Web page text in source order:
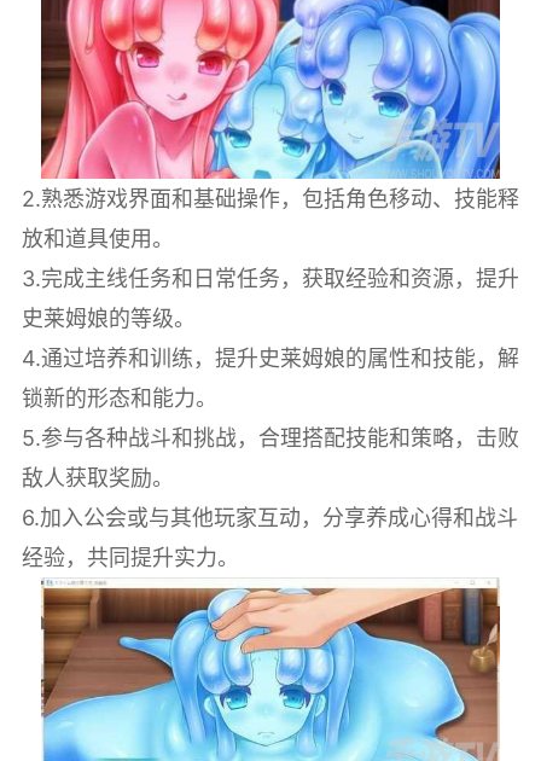
2.熟悉游戏界面和基础操作，包括角色移动、技能释
放和道具使用。
3.完成主线任务和日常任务，获取经验和资源，提升
史莱姆娘的等级。
4.通过培养和训练，提升史莱姆娘的属性和技能，解
锁新的形态和能力。
5.参与各种战斗和挑战，合理搭配技能和策略，击败
敌人获取奖励。
6.加入公会或与其他玩家互动，分享养成心得和战斗
经验，共同提升实力。